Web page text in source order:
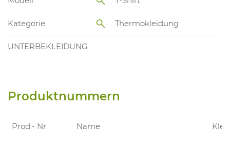
Kategorie Thermokleidung
UNTERBEKLEIDUNG
Produktnummern
Prod.- Nr. Name